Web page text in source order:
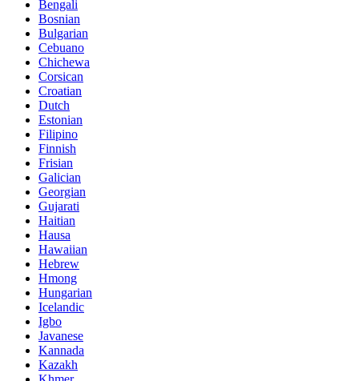
Bengali
Bosnian
Bulgarian
Cebuano
Chichewa
Corsican
Croatian
Dutch
Estonian
Filipino
Finnish
Frisian
Galician
Georgian
Gujarati
Haitian
Hausa
Hawaiian
Hebrew
Hmong
Hungarian
Icelandic
Igbo
Javanese
Kannada
Kazakh